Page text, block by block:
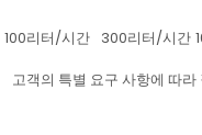
100리터/시간 300리터/시간
고객의 특별 요구 사항에 따